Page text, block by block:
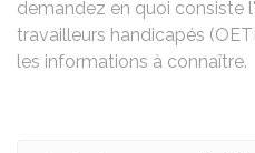
demandez en quoi consiste
travailleurs handicapés
les informations à connaître.